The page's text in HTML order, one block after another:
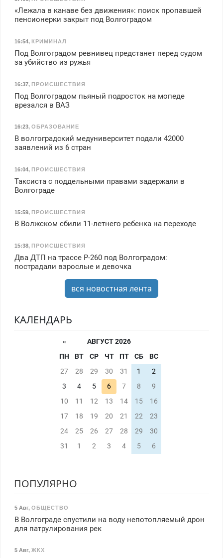
«Лежала в канаве без движения»: поиск пропавшей
пенсионерки закрыт под Волгоградом
16:54, КРИМИНАЛ
Под Волгоградом ревнивец предстанет перед судом
за убийство из ружья
16:37, ПРОИСШЕСТВИЯ
Под Волгоградом пьяный подросток на мопеде
врезался в ВАЗ
16:23, ОБРАЗОВАНИЕ
В волгоградский медуниверситет подали 42000
заявлений из 6 стран
16:04, ПРОИСШЕСТВИЯ
Таксиста с поддельными правами задержали в
Волгограде
15:59, ПРОИСШЕСТВИЯ
В Волжском сбили 11-летнего ребенка на переходе
15:38, ПРОИСШЕСТВИЯ
Два ДТП на трассе Р-260 под Волгоградом:
пострадали взрослые и девочка
вся новостная лента
КАЛЕНДАРЬ
«
АВГУСТ 2026
ПН
ВТ СР ЧТ ПТ СБ
ВС
27
28 29 30 31 1
2
3
4 5 6 7 8
9
10
11 12 13 14 15
16
17
18 19 20 21 22
23
24
25 26 27 28 29
30
31
1 2 3 4 5 6
ПОПУЛЯРНО
5 Авг, ОБЩЕСТВО
В Волгограде спустили на воду непотопляемый дрон
для патрулирования рек
5 Авг, ЖКХ